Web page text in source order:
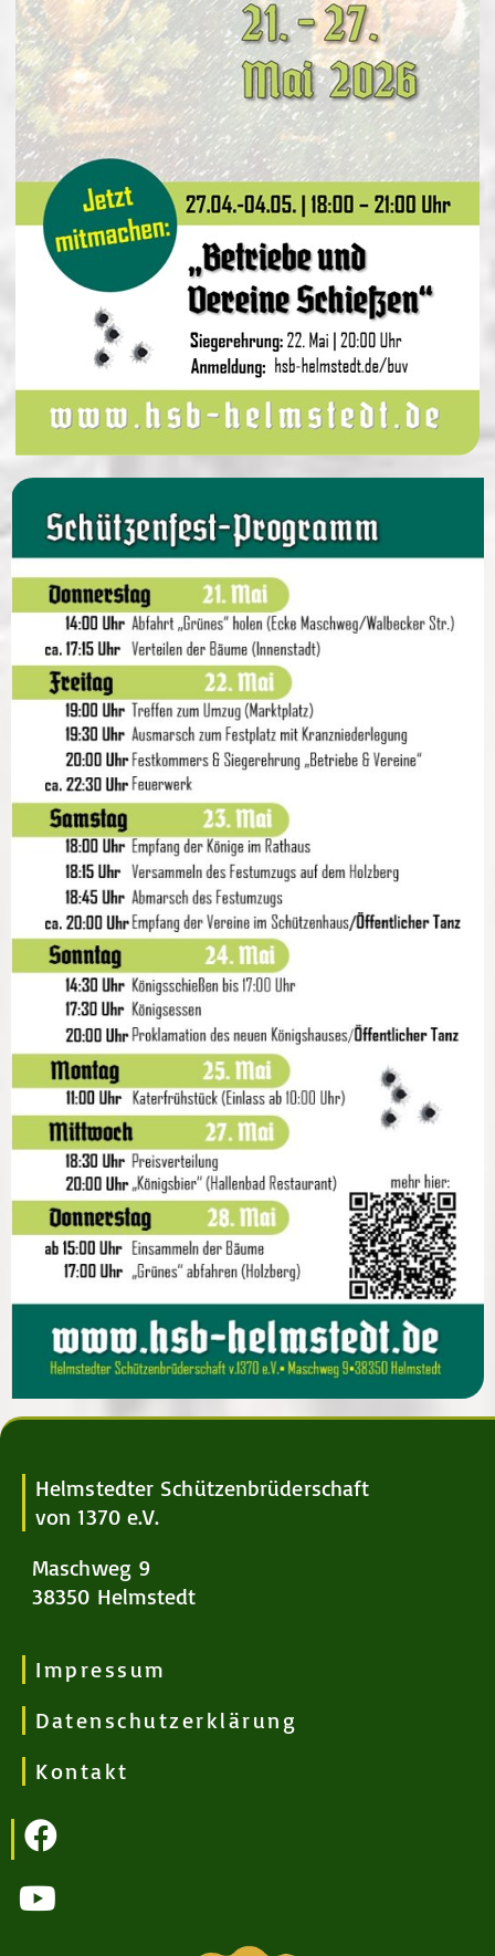
Helmstedter Schützenbrüderschaft
von 1370 e.V.
Maschweg 9
38350 Helmstedt
Impressum
Datenschutzerklärung
Kontakt